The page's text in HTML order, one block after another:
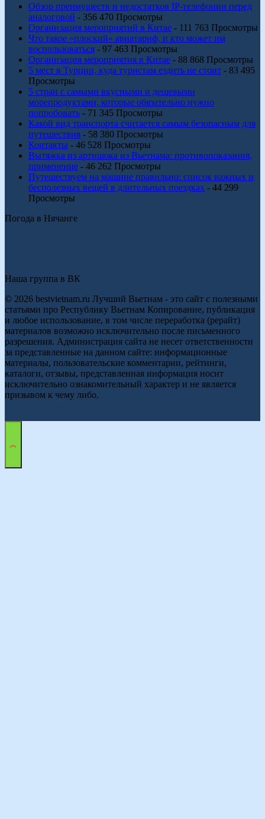
Обзор преимуществ и недостатков IP-телефонии перед
аналоговой - 356 470 Просмотры
Организация мероприятий в Китае - 111 763 Просмотры
Что такое «плоский» авиатариф, и кто может им
воспользоваться - 97 463 Просмотры
Организация мероприятия в Китае - 88 868 Просмотры
5 мест в Турции, куда туристам ездить не стоит - 83 495
Просмотры
5 стран с самыми вкусными и дешевыми
морепродуктами, которые обязательно нужно
попробовать - 71 345 Просмотры
Какой вид транспорта считается самым безопасным для
путешествия - 58 380 Просмотры
Контакты - 46 528 Просмотры
Вытяжка из артишока из Вьетнама: противопоказания,
применение - 46 262 Просмотры
Путешествуем на машине правильно: список важных и
бесполезных вещей в длительных поездках - 44 299
Просмотры
Погода в Нячанге
Наша группа в ВК
© 2026 bestvietnam.ru Лучший Вьетнам - это сайт с полезными
статьями про Республику Вьетнам Копирование, публикация
и любое использование, в том числе переработка (рерайт)
материалов возможно исключительно после письменного
разрешения. Администрация сайта не несет ответственности
за представленные на данном сайте: информационные
материалы, пользовательские комментарии, рейтинги,
каталоги, отзывы, представленная информация носит
исключительно ознакомительный характер и не является
призывом к чему либо.